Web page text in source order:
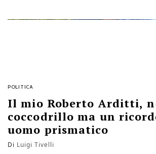
POLITICA
Il mio Roberto Arditti,
coccodrillo ma un
uomo prismatico
Di Luigi Tivelli